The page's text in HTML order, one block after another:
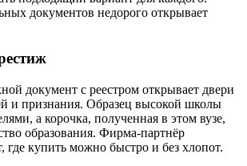
документов недорого открывает
документ с реестром открывает двери
и признания. Образец высокой школы
а корочка, полученная в этом вузе,
образования. Фирма-партнёр
где купить можно быстро и без хлопот.